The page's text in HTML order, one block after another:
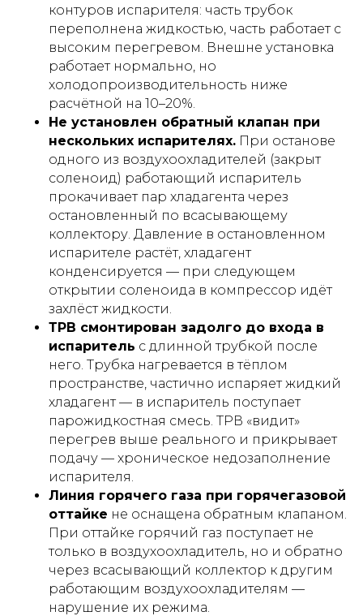
контуров испарителя: часть трубок
переполнена жидкостью, часть работает с
высоким перегревом. Внешне установка
работает нормально, но
холодопроизводительность ниже
расчётной на 10–20%.
Не установлен обратный клапан при
нескольких испарителях. При останове
одного из воздухоохладителей (закрыт
соленоид) работающий испаритель
прокачивает пар хладагента через
остановленный по всасывающему
коллектору. Давление в остановленном
испарителе растёт, хладагент
конденсируется — при следующем
открытии соленоида в компрессор идёт
захлёст жидкости.
ТРВ смонтирован задолго до входа в
испаритель с длинной трубкой после
него. Трубка нагревается в тёплом
пространстве, частично испаряет жидкий
хладагент — в испаритель поступает
парожидкостная смесь. ТРВ «видит»
перегрев выше реального и прикрывает
подачу — хроническое недозаполнение
испарителя.
Линия горячего газа при горячегазовой
оттайке не оснащена обратным клапаном.
При оттайке горячий газ поступает не
только в воздухоохладитель, но и обратно
через всасывающий коллектор к другим
работающим воздухоохладителям —
нарушение их режима.